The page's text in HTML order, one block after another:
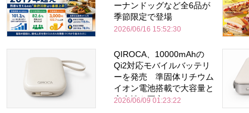
ーナンドッグなど全6品が
季節限定で登場
2026/06/16 15:52:30
QIROCA、10000mAhの
Qi2対応モバイルバッテリ
ーを発売 準固体リチウム
イオン電池搭載で大容量と
安全性を両立
2026/06/09 01:23:22